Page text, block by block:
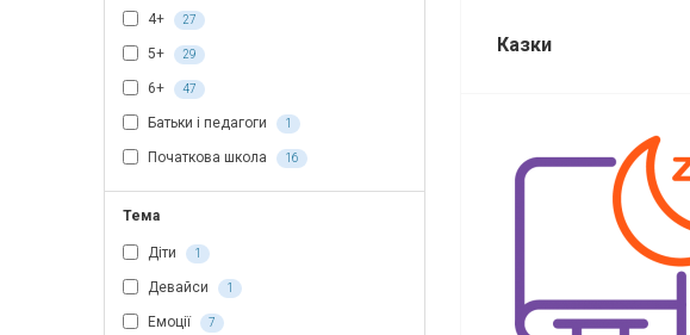
4+ 27
5+ 29
6+ 47
Батьки і педагоги 1
Початкова школа 16
Тема
Діти 1
Девайси 1
Емоції 7
Казки